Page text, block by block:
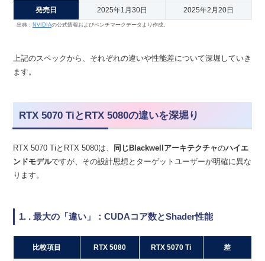
発売日 2025年1月30日 2025年2月20日
出典： NVIDIAの公式情報およびベンチマークデータより作成。
上記のスペックから、それぞれの違いや性能差について深堀していき
ます。
RTX 5070 TiとRTX 5080の違いを深堀り
RTX 5070 TiとRTX 5080は、 同じBlackwellアーキテクチャのハイエ
ンドモデルですが、その設計思想とターゲットユーザーが明確に異な
ります。
1. . 最大の「違い」：CUDAコア数とShader性能
比較項目 RTX 5080 RTX 5070 Ti 差